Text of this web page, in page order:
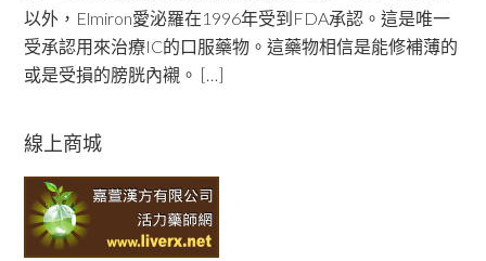
以外，Elmiron愛泌羅在1996年受到FDA承認。這是唯一
受承認用來治療IC的口服藥物。這藥物相信是能修補薄的
或是受損的膀胱內襯。 […]
線上商城